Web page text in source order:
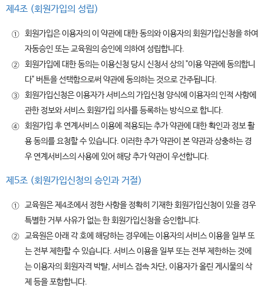
제4조 (회원가입의 성립)
①
회원가입은 이용자의 이 약관에 대한 동의와 이용자의 회원가입신청을 하여
자동승인 또는 교육원의 승인에 의하여 성립합니다.
②
회원가입에 대한 동의는 이용신청 당시 신청서 상의 "이용 약관에 동의합니
다" 버튼을 선택함으로써 약관에 동의하는 것으로 간주됩니다.
③
회원가입신청은 이용자가 서비스의 가입신청 양식에 이용자의 인적 사항에
관한 정보와 서비스 회원가입 의사를 등록하는 방식으로 합니다.
④
회원가입 후 연계서비스 이용에 적용되는 추가 약관에 대한 확인과 정보 활
용 동의를 요청할 수 있습니다. 이러한 추가 약관이 본 약관과 상충하는 경
우 연계서비스의 사용에 있어 해당 추가 약관이 우선합니다.
제5조 (회원가입신청의 승인과 거절)
①
교육원은 제4조에서 정한 사항을 정확히 기재한 회원가입신청이 있을 경우
특별한 거부 사유가 없는 한 회원가입신청을 승인합니다.
②
교육원은 아래 각 호에 해당하는 경우에는 이용자의 서비스 이용을 일부 또
는 전부 제한할 수 있습니다. 서비스 이용을 일부 또는 전부 제한하는 것에
는 이용자의 회원자격 박탈, 서비스 접속 차단, 이용자가 올린 게시물의 삭
제 등을 포함합니다.